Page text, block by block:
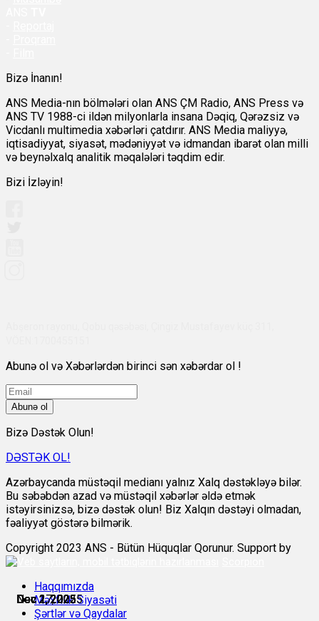
Nov 27, 2025
Dec 1, 2025
Dec 1, 2025
Dec 1, 2025
Dec 2, 2025
Dec 2, 2025
Bizə İnanın!
ANS Media-nın bölmələri olan ANS ÇM Radio, ANS Press və
ANS TV 1988-ci ildən milyonlarla insana Dəqiq, Qərəzsiz və
Vicdanlı multimedia xəbərləri çatdırır. ANS Media maliyyə,
iqtisadiyyat, siyasət, mədəniyyət və idmandan ibarət olan milli
və beynəlxalq analitik məqalələri təqdim edir.
Bizi İzləyin!
Abunə ol və Xəbərlərdən birinci sən xəbərdar ol !
Abunə ol
Bizə Dəstək Olun!
DƏSTƏK OL!
Azərbaycanda müstəqil medianı yalnız Xalq dəstəkləyə bilər.
Bu səbəbdən azad və müstəqil xəbərlər əldə etmək
istəyirsinizsə, bizə dəstək olun! Biz Xalqın dəstəyi olmadan,
fəaliyyət göstərə bilmərik.
Copyright 2023 ANS - Bütün Hüquqlar Qorunur. Support by
Haqqımızda
Məxfilik Siyasəti
Şərtlər və Qaydalar